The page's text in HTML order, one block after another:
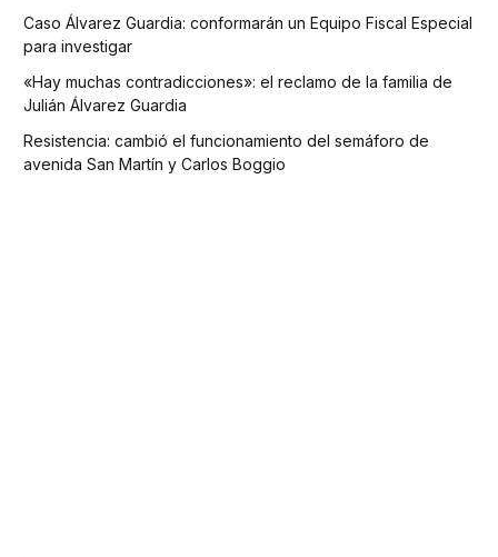
Caso Álvarez Guardia: conformarán un Equipo Fiscal Especial
para investigar
«Hay muchas contradicciones»: el reclamo de la familia de
Julián Álvarez Guardia
Resistencia: cambió el funcionamiento del semáforo de
avenida San Martín y Carlos Boggio